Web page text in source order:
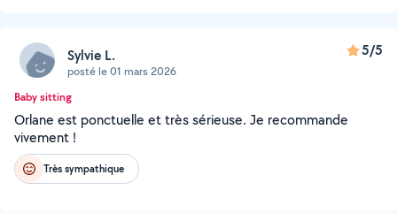
Sylvie L.
posté le 01 mars 2026
5/5
Baby sitting
Orlane est ponctuelle et très sérieuse. Je recommande
vivement !
Très sympathique